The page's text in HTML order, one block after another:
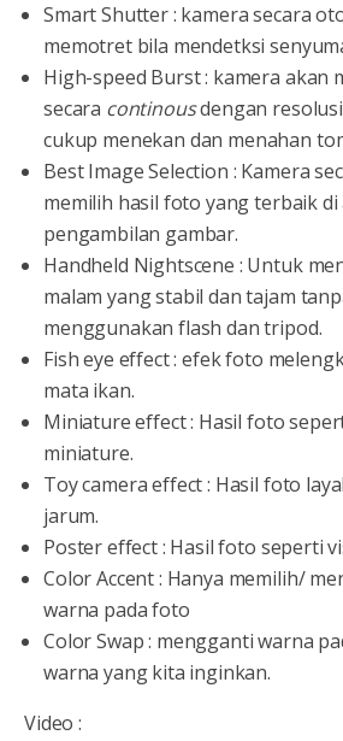
Smart Shutter : kamera secara
memotret bila mendetksi
High-speed Burst : kamera akan
secara continousdengan
cukup menekan dan menahan
Best Image Selection : Kamera
memilih hasil foto yang terbaik di
pengambilan gambar.
Handheld Nightscene : Untuk
malam yang stabil dan tajam
menggunakan flash dan tripod.
Fish eye effect : efek foto
mata ikan.
Miniature effect : Hasil foto
miniature.
Toy camera effect : Hasil foto
jarum.
Poster effect : Hasil foto seperti
Color Accent : Hanya memilih/
warna pada foto
Color Swap : mengganti warna
warna yang kita inginkan.
Video :